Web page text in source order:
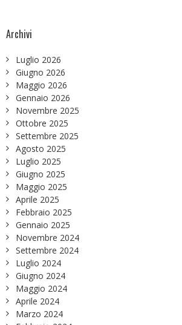
Archivi
Luglio 2026
Giugno 2026
Maggio 2026
Gennaio 2026
Novembre 2025
Ottobre 2025
Settembre 2025
Agosto 2025
Luglio 2025
Giugno 2025
Maggio 2025
Aprile 2025
Febbraio 2025
Gennaio 2025
Novembre 2024
Settembre 2024
Luglio 2024
Giugno 2024
Maggio 2024
Aprile 2024
Marzo 2024